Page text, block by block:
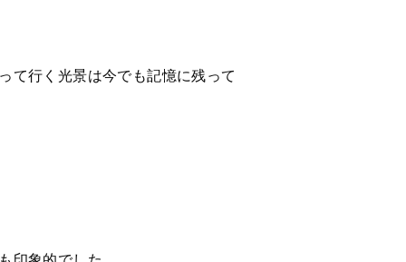
て行く光景は今でも記憶に残って